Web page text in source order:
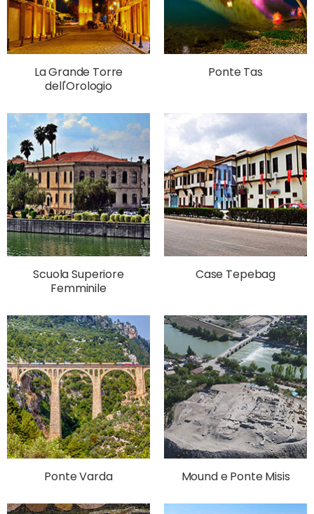
La Grande Torre
dell'Orologio
Ponte Tas
Scuola Superiore
Femminile
Case Tepebag
Ponte Varda Mound e Ponte Misis